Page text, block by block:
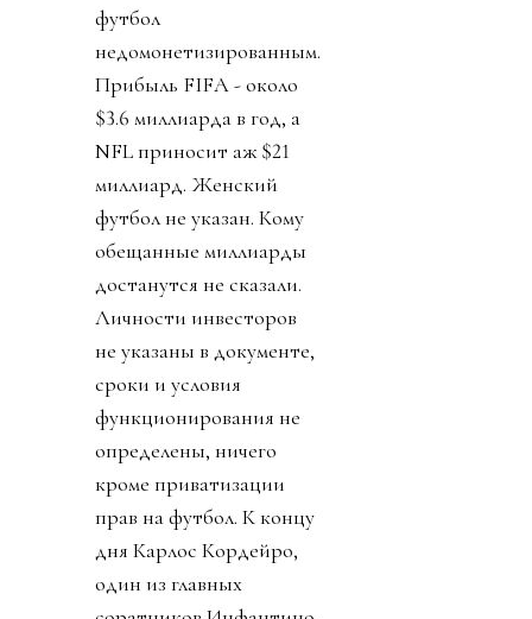
футбол
недомонетизированным.
Прибыль FIFA - около
$3.6 миллиарда в год, а
NFL приносит аж $21
миллиард. Женский
футбол не указан. Кому
обещанные миллиарды
достанутся не сказали.
Личности инвесторов
не указаны в документе,
сроки и условия
функционирования не
определены, ничего
кроме приватизации
прав на футбол. К концу
дня Карлос Кордейро,
один из главных